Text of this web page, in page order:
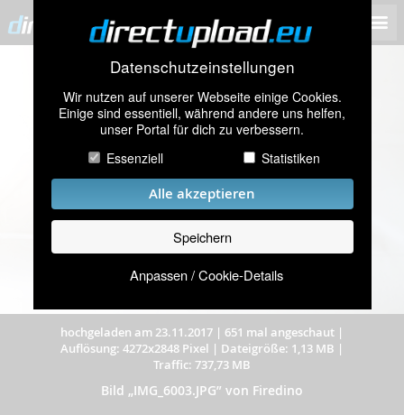
Datenschutzeinstellungen
Wir nutzen auf unserer Webseite einige Cookies.
Einige sind essentiell, während andere uns helfen,
unser Portal für dich zu verbessern.
Essenziell
Statistiken
Alle akzeptieren
Speichern
Anpassen / Cookie-Details
hochgeladen am 23.11.2017 | 651 mal angeschaut |
Auflösung: 4272x2848 Pixel | Dateigröße: 1,13 MB |
Traffic: 737,73 MB
Bild „IMG_6003.JPG” von Firedino